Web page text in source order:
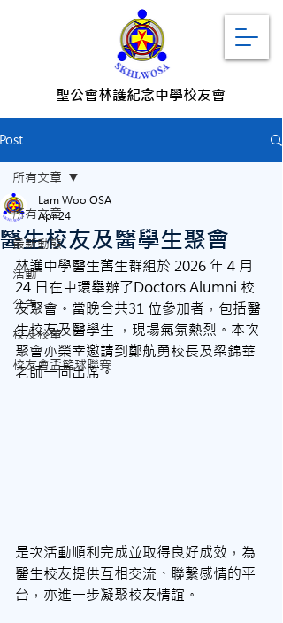
聖公會林護紀念中學校友會
Post
所有文章
最新動態
活動
公告
校友校董
校友會盃籃球聯賽
所有文章
醫生校友及醫學生聚會
Lam Woo OSA
Apr 24
林護中學醫生舊生群組於 2026 年 4 月
24 日在中環舉辦了Doctors Alumni 校
友聚會。當晚合共31 位參加者，包括醫
生校友及醫學生 ，現場氣氛熱烈。本次
聚會亦榮幸邀請到鄭航勇校長及梁錦華
老師一同出席。
是次活動順利完成並取得良好成效，為
醫生校友提供互相交流、聯繫感情的平
台，亦進一步凝聚校友情誼。